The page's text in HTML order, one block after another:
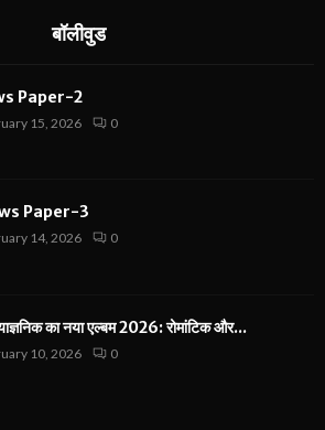
बॉलीवुड
Paper-2
15, 2026 0
Paper-3
14, 2026 0
का नया एल्बम 2026: रोमांटिक और...
10, 2026 0